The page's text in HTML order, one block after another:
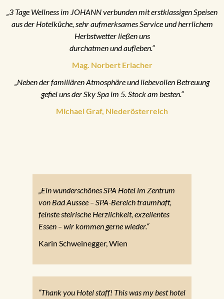
„3 Tage Wellness im JOHANN verbunden mit erstklassigen Speisen
aus der Hotelküche, sehr aufmerksames Service und herrlichem
Herbstwetter ließen uns
durchatmen und aufleben.“
Mag. Norbert Erlacher
„Neben der familiären Atmosphäre und liebevollen Betreuung
gefiel uns der Sky Spa im 5. Stock am besten.“
Michael Graf, Niederösterreich
„Ein wunderschönes SPA Hotel im Zentrum
von Bad Aussee – SPA-Bereich traumhaft,
feinste steirische Herzlichkeit, exzellentes
Essen – wir kommen gerne wieder.“
Karin Schweinegger, Wien
“Thank you Hotel staff! This was my best hotel